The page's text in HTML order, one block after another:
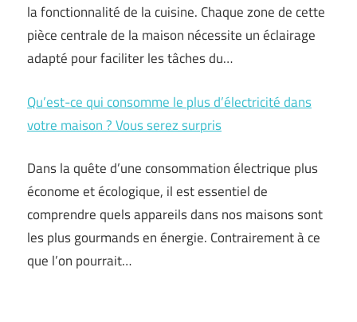
la fonctionnalité de la cuisine. Chaque zone de cette
pièce centrale de la maison nécessite un éclairage
adapté pour faciliter les tâches du…
Qu’est-ce qui consomme le plus d’électricité dans
votre maison ? Vous serez surpris
Dans la quête d’une consommation électrique plus
économe et écologique, il est essentiel de
comprendre quels appareils dans nos maisons sont
les plus gourmands en énergie. Contrairement à ce
que l’on pourrait…